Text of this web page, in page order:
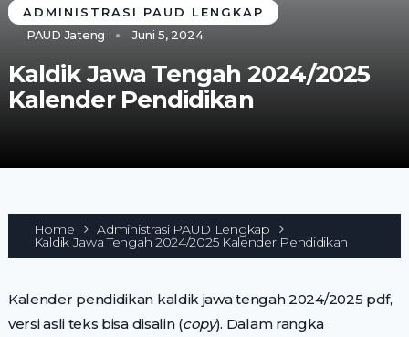
ADMINISTRASI PAUD LENGKAP
PAUD Jateng
Juni 5, 2024
Kaldik Jawa Tengah 2024/2025
Kalender Pendidikan
Home Administrasi PAUD Lengkap
Kaldik Jawa Tengah 2024/2025 Kalender Pendidikan
Kalender pendidikan kaldik jawa tengah 2024/2025 pdf,
versi asli teks bisa disalin (copy). Dalam rangka